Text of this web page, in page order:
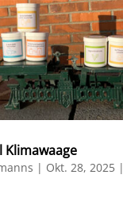
| Okt. 28, 2025|